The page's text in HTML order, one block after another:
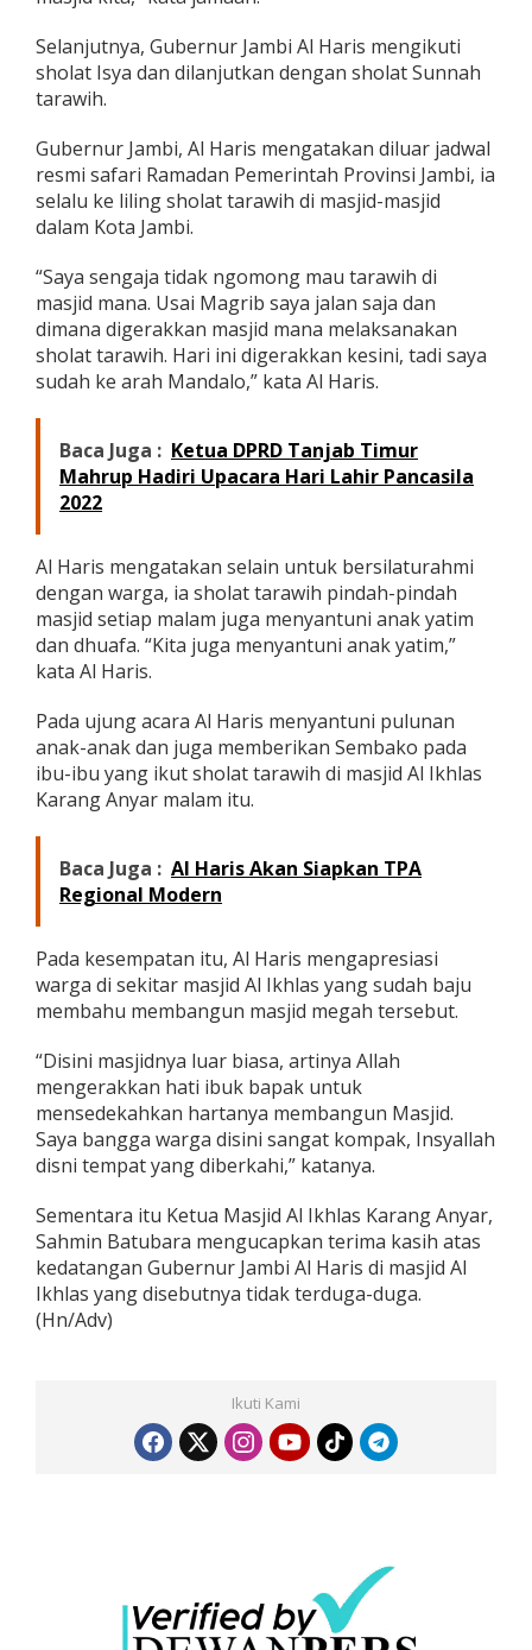
a
t
i
a
r
a
w
i
d
i
M
a
s
j
A
l
h
a
s
Selanjutnya, Gubernur Jambi Al Haris mengikuti
sholat Isya dan dilanjutkan dengan sholat Sunnah
tarawih.
Gubernur Jambi, Al Haris mengatakan diluar jadwal
resmi safari Ramadan Pemerintah Provinsi Jambi, ia
selalu ke liling sholat tarawih di masjid-masjid
dalam Kota Jambi.
“Saya sengaja tidak ngomong mau tarawih di
masjid mana. Usai Magrib saya jalan saja dan
dimana digerakkan masjid mana melaksanakan
sholat tarawih. Hari ini digerakkan kesini, tadi saya
sudah ke arah Mandalo,” kata Al Haris.
Baca Juga : Ketua DPRD Tanjab Timur
Mahrup Hadiri Upacara Hari Lahir Pancasila
2022
Al Haris mengatakan selain untuk bersilaturahmi
dengan warga, ia sholat tarawih pindah-pindah
masjid setiap malam juga menyantuni anak yatim
dan dhuafa. “Kita juga menyantuni anak yatim,”
kata Al Haris.
Pada ujung acara Al Haris menyantuni pulunan
anak-anak dan juga memberikan Sembako pada
ibu-ibu yang ikut sholat tarawih di masjid Al Ikhlas
Karang Anyar malam itu.
Baca Juga : Al Haris Akan Siapkan TPA
Regional Modern
Pada kesempatan itu, Al Haris mengapresiasi
warga di sekitar masjid Al Ikhlas yang sudah baju
membahu membangun masjid megah tersebut.
“Disini masjidnya luar biasa, artinya Allah
mengerakkan hati ibuk bapak untuk
mensedekahkan hartanya membangun Masjid.
Saya bangga warga disini sangat kompak, Insyallah
disni tempat yang diberkahi,” katanya.
Sementara itu Ketua Masjid Al Ikhlas Karang Anyar,
Sahmin Batubara mengucapkan terima kasih atas
kedatangan Gubernur Jambi Al Haris di masjid Al
Ikhlas yang disebutnya tidak terduga-duga.
(Hn/Adv)
Ikuti Kami